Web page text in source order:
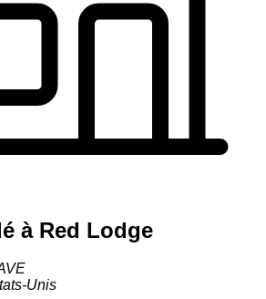
à Red Lodge
Unis